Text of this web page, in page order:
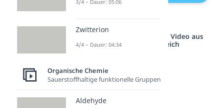
Studyflix vernetzt: Hier ein Video aus
einem anderen Bereich
3/4 – Dauer: 05:06
Zwitterion
4/4 – Dauer: 04:34
Organische Chemie
Sauerstoffhaltige funktionelle Gruppen
Aldehyde